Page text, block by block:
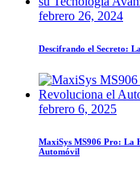
febrero 26, 2024
Descifrando el Secreto:
febrero 6, 2025
MaxiSys MS906 Pro: La
Automóvil